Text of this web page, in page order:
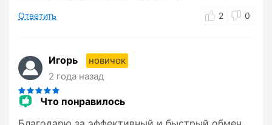
Ответить 2 0
Игорь
новичок
2 года назад
Что понравилось